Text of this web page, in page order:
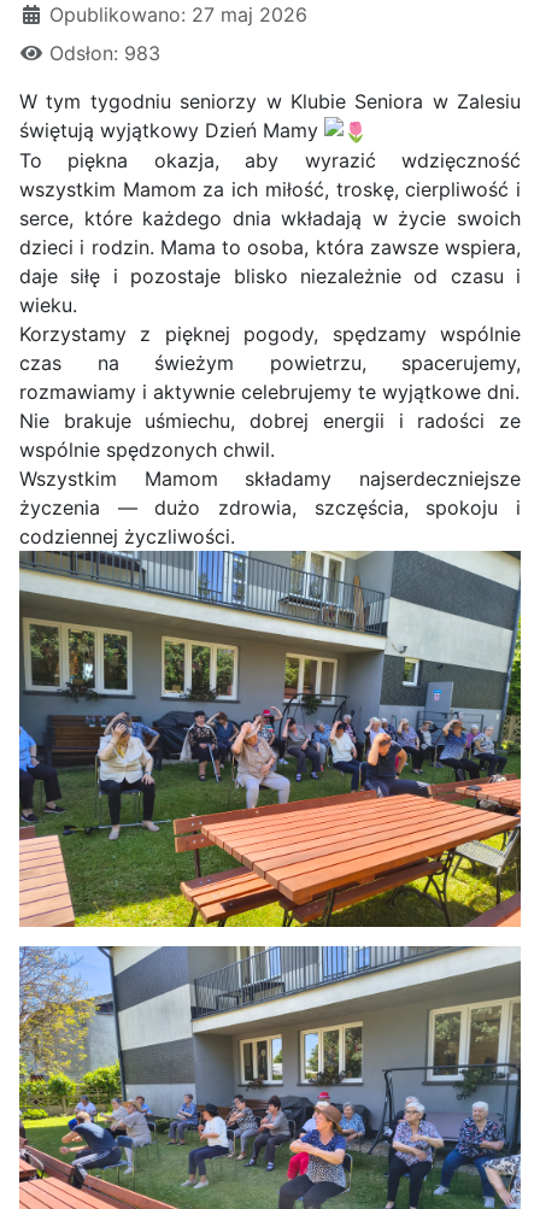
Opublikowano: 27 maj 2026
Odsłon: 983
W tym tygodniu seniorzy w Klubie Seniora w Zalesiu
świętują wyjątkowy Dzień Mamy
To piękna okazja, aby wyrazić wdzięczność
wszystkim Mamom za ich miłość, troskę, cierpliwość i
serce, które każdego dnia wkładają w życie swoich
dzieci i rodzin. Mama to osoba, która zawsze wspiera,
daje siłę i pozostaje blisko niezależnie od czasu i
wieku.
Korzystamy z pięknej pogody, spędzamy wspólnie
czas na świeżym powietrzu, spacerujemy,
rozmawiamy i aktywnie celebrujemy te wyjątkowe dni.
Nie brakuje uśmiechu, dobrej energii i radości ze
wspólnie spędzonych chwil.
Wszystkim Mamom składamy najserdeczniejsze
życzenia — dużo zdrowia, szczęścia, spokoju i
codziennej życzliwości.